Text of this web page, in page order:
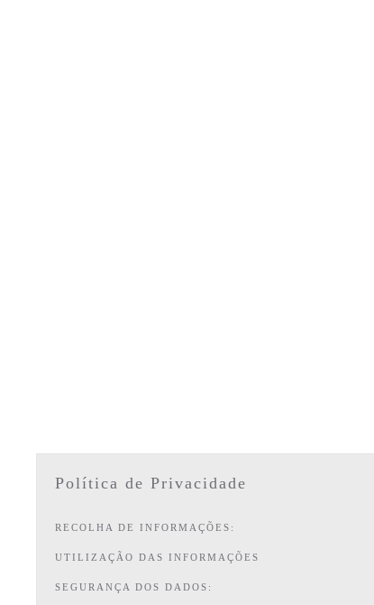
Política de Privacidade
RECOLHA DE INFORMAÇÕES:
UTILIZAÇÃO DAS INFORMAÇÕES
SEGURANÇA DOS DADOS: